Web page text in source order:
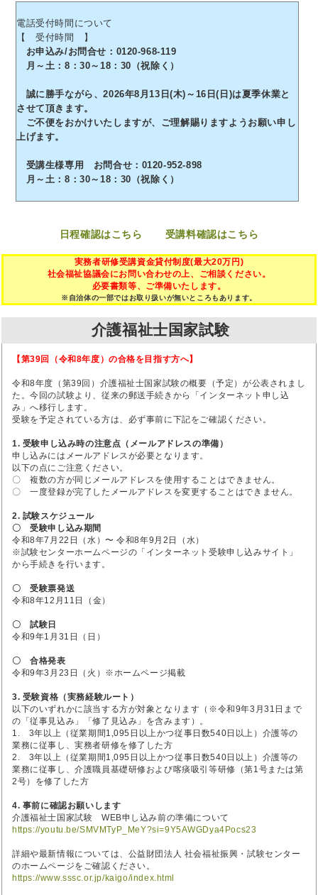
電話受付時間について
【 受付時間 】
お申込み/お問合せ：0120-968-119
月～土：8：30～18：30（祝除く）
誠に勝手ながら、2026年8月13日(木)～16日(日)は夏季休業と
させて頂きます。
ご不便をおかけいたしますが、ご理解賜りますようお願い申し
上げます。
受講生様専用 お問合せ：0120-952-898
月～土：8：30～18：30（祝除く）
日程確認はこちら 受講料確認はこちら
実務者研修受講資金貸付制度(最大20万円)
社会福祉協議会にお問い合わせの上、ご相談ください。
必要書類等、ご準備いたします。
※自治体の一部ではお取り扱いが無いところもあります。
介護福祉士国家試験
【第39回（令和8年度）の合格を目指す方へ】
令和8年度（第39回）介護福祉士国家試験の概要（予定）が公表されまし
た。今回の試験より、従来の郵送手続きから「インターネット申し込
み」へ移行します。
受験を予定されている方は、必ず事前に下記をご確認ください。
1. 受験申し込み時の注意点（メールアドレスの準備）
申し込みにはメールアドレスが必要となります。
以下の点にご注意ください。
〇 複数の方が同じメールアドレスを使用することはできません。
〇 一度登録が完了したメールアドレスを変更することはできません。
2. 試験スケジュール
〇 受験申し込み期間
令和8年7月22日（水）〜 令和8年9月2日（水）
※試験センターホームページの「インターネット受験申し込みサイト」
から手続きを行います。
〇 受験票発送
令和8年12月11日（金）
〇 試験日
令和9年1月31日（日）
〇 合格発表
令和9年3月23日（火）※ホームページ掲載
3. 受験資格（実務経験ルート）
以下のいずれかに該当する方が対象となります（※令和9年3月31日まで
の「従事見込み」「修了見込み」を含みます）。
1. 3年以上（従業期間1,095日以上かつ従事日数540日以上）介護等の
業務に従事し、実務者研修を修了した方
2. 3年以上（従業期間1,095日以上かつ従事日数540日以上）介護等の
業務に従事し、介護職員基礎研修および喀痰吸引等研修（第1号または第
2号）を修了した方
4. 事前に確認お願いします
介護福祉士国家試験 WEB申し込み前の準備について
https://youtu.be/SMVMTyP_MeY?si=9Y5AWGDya4Pocs23
詳細や最新情報については、公益財団法人 社会福祉振興・試験センター
のホームページをご確認ください。
https://www.sssc.or.jp/kaigo/index.html